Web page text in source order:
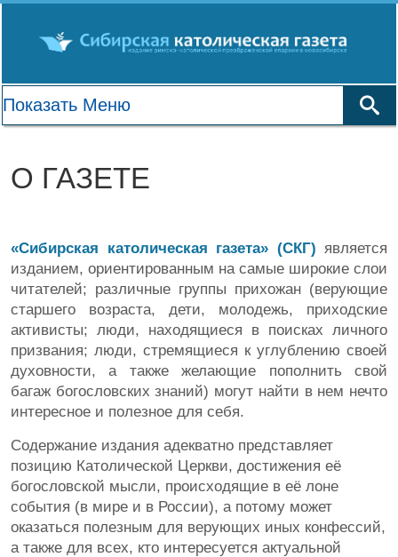
О ГАЗЕТЕ
«Сибирская католическая газета» (СКГ) является
изданием, ориентированным на самые широкие слои
читателей; различные группы прихожан (верующие
старшего возраста, дети, молодежь, приходские
активисты; люди, находящиеся в поисках личного
призвания; люди, стремящиеся к углублению своей
духовности, а также желающие пополнить свой
багаж богословских знаний) могут найти в нем нечто
интересное и полезное для себя.
Содержание издания адекватно представляет
позицию Католической Церкви, достижения её
богословской мысли, происходящие в её лоне
события (в мире и в России), а потому может
оказаться полезным для верующих иных конфессий,
а также для всех, кто интересуется актуальной